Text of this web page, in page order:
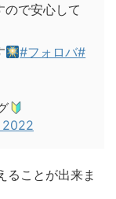
ので安心して
#フォロバ#
2022
ることが出来ま